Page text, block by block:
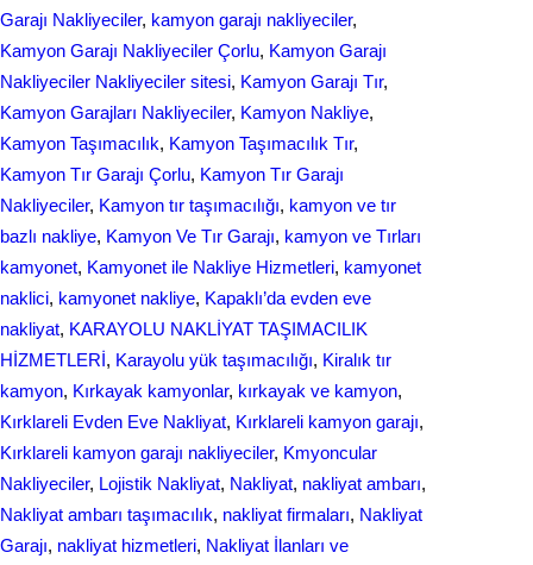
Garajı Nakliyeciler, kamyon garajı nakliyeciler
Kamyon Garajı Nakliyeciler Çorlu, Kamyon Garajı
Nakliyeciler Nakliyeciler sitesi, Kamyon Garajı Tır
Kamyon Garajları Nakliyeciler, Kamyon Nakliye
Kamyon Taşımacılık, Kamyon Taşımacılık Tır
Kamyon Tır Garajı Çorlu, Kamyon Tır Garajı
Nakliyeciler, Kamyon tır taşımacılığı, kamyon ve tır
bazlı nakliye, Kamyon Ve Tır Garajı, kamyon ve Tırları
kamyonet, Kamyonet ile Nakliye Hizmetleri, kamyonet
naklici, kamyonet nakliye, Kapaklı’da evden eve
nakliyat, KARAYOLU NAKLİYAT TAŞIMACILIK
HİZMETLERİ, Karayolu yük taşımacılığı, Kiralık tır
kamyon, Kırkayak kamyonlar, kırkayak ve kamyon
Kırklareli Evden Eve Nakliyat, Kırklareli kamyon garajı
Kırklareli kamyon garajı nakliyeciler, Kmyoncular
Nakliyeciler, Lojistik Nakliyat, Nakliyat, nakliyat ambarı
Nakliyat ambarı taşımacılık, nakliyat firmaları, Nakliyat
Garajı, nakliyat hizmetleri, Nakliyat İlanları ve